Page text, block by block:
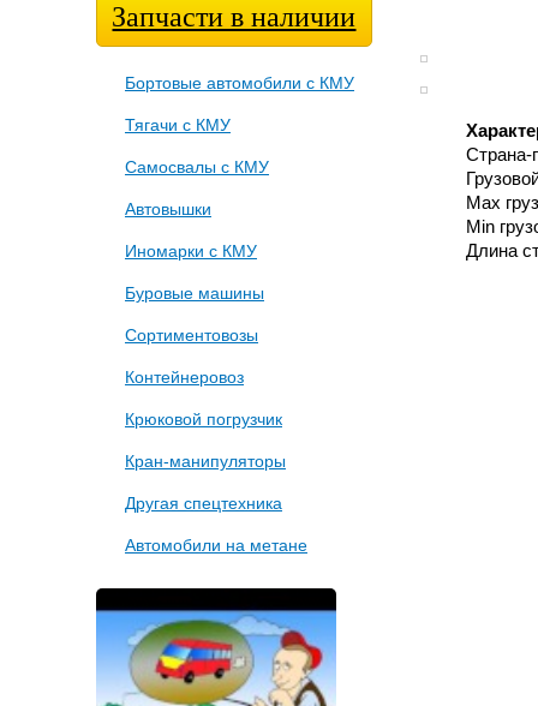
Запчасти в наличии
Бортовые автомобили с КМУ
Тягачи с КМУ
Самосвалы с КМУ
Автовышки
Иномарки с КМУ
Буровые машины
Сортиментовозы
Контейнеровоз
Крюковой погрузчик
Кран-манипуляторы
Другая спецтехника
Автомобили на метане
Страна-
Max
Min
Длина